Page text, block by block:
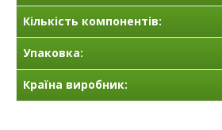
Кількість компонентів:
Упаковка:
Країна виробник: